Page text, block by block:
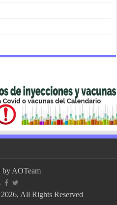
by AOTeam
All Rights Reserved